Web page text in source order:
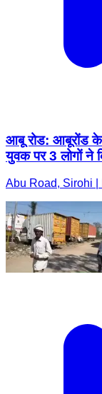
आबू रोड: आबूरोंड
युवक पर 3 लोगों ने
Abu Road, Sirohi |